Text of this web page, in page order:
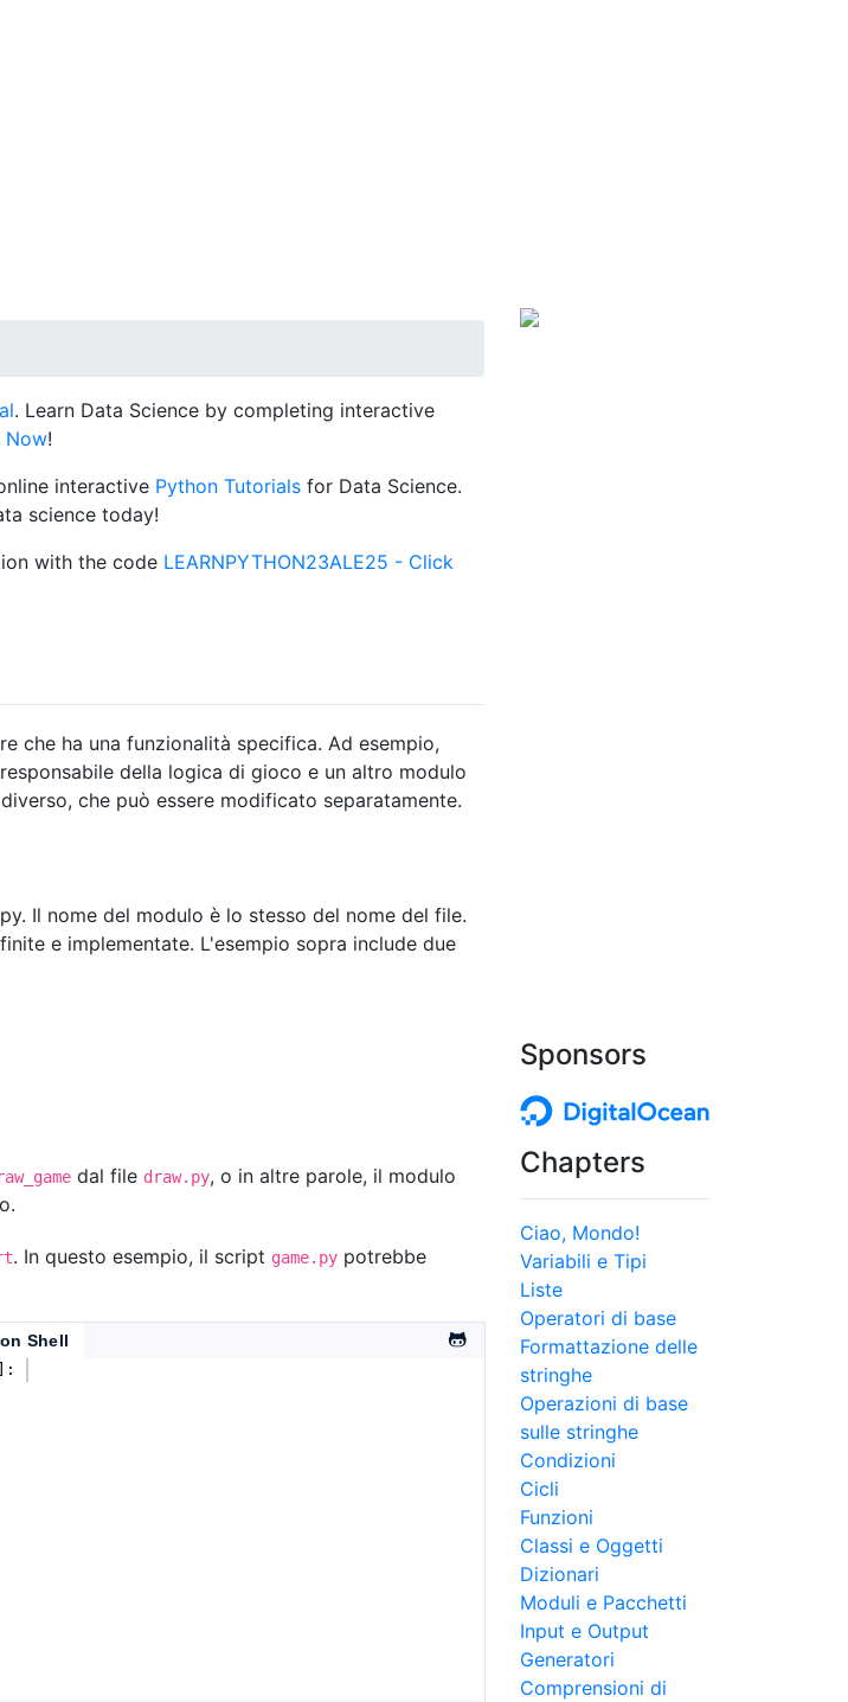
. Learn Data Science by completing interactive
Now!
interactive Python Tutorials for Data Science.
science today!
with the code LEARNPYTHON23ALE25 - Click
che ha una funzionalità specifica. Ad esempio,
della logica di gioco e un altro modulo
che può essere modificato separatamente.
Il nome del modulo è lo stesso del nome del file.
e implementate. L'esempio sopra include due
dal file draw.py, o in altre parole, il modulo
. In questo esempio, il script game.py potrebbe
Shell
Sponsors
Chapters
Ciao, Mondo!
Variabili e Tipi
Liste
Operatori di base
Formattazione delle
stringhe
Operazioni di base
sulle stringhe
Condizioni
Cicli
Funzioni
Classi e Oggetti
Dizionari
Moduli e Pacchetti
Input e Output
Generatori
Comprensioni di